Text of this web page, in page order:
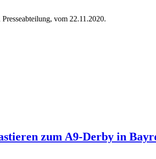
vom 22.11.2020.
zum A9-Derby in